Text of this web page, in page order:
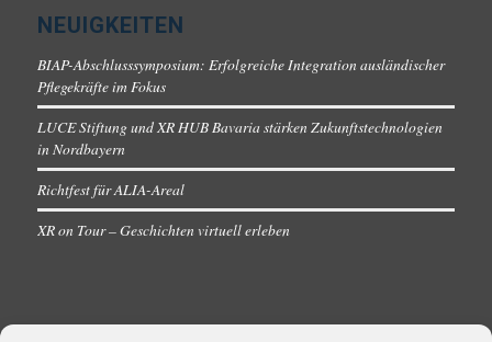
NEUIGKEITEN
BIAP-Abschlusssymposium: Erfolgreiche Integration ausländischer
Pflegekräfte im Fokus
LUCE Stiftung und XR HUB Bavaria stärken Zukunftstechnologien
in Nordbayern
Richtfest für ALIA-Areal
XR on Tour – Geschichten virtuell erleben